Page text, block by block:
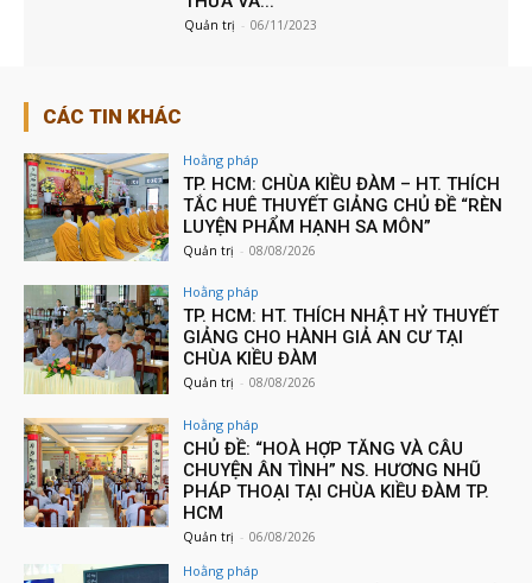
Quản trị - 06/11/2023
CÁC TIN KHÁC
Hoằng pháp
TP. HCM: CHÙA KIỀU ĐÀM – HT. THÍCH
TẮC HUÊ THUYẾT GIẢNG CHỦ ĐỀ “RÈN
LUYỆN PHẨM HẠNH SA MÔN”
Quản trị - 08/08/2026
Hoằng pháp
TP. HCM: HT. THÍCH NHẬT HỶ THUYẾT
GIẢNG CHO HÀNH GIẢ AN CƯ TẠI
CHÙA KIỀU ĐÀM
Quản trị - 08/08/2026
Hoằng pháp
CHỦ ĐỀ: “HOÀ HỢP TĂNG VÀ CÂU
CHUYỆN ÂN TÌNH” NS. HƯƠNG NHŨ
PHÁP THOẠI TẠI CHÙA KIỀU ĐÀM TP.
HCM
Quản trị - 06/08/2026
Hoằng pháp